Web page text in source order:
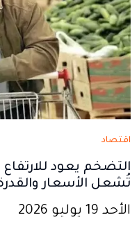
اقتصاد
التضخم يعود
تُشعل الأسعار
الأحد 19 يوليو 2026